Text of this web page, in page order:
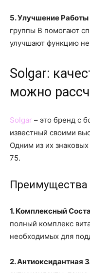
5. Улучшение
группы B помогают
улучшают функцию
Solgar:
можно
Solgar – это бренд с
известный своими
Одним из их
75.
Преимущества
1. Комплексный
полный комплекс
необходимых для
2. Антиоксидантная